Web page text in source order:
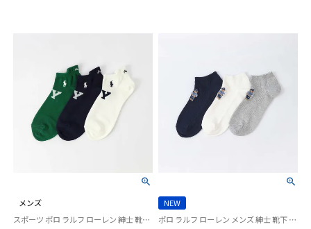
メンズ
スポーツ ポロ ラルフ ローレン 紳士 靴下 25FW
NEW
ポロ ラルフ ローレン メンズ 紳士 靴下 26SS